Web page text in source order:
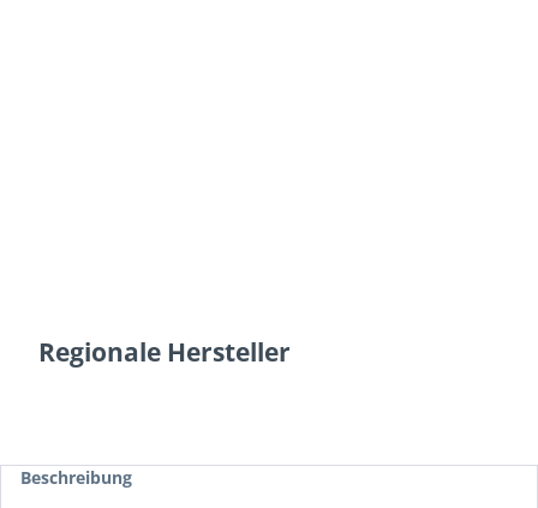
Regionale Hersteller
Beschreibung